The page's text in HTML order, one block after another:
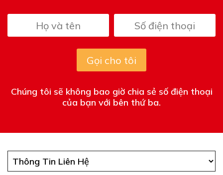
Gọi cho tôi
Chúng tôi sẽ không bao giờ chia sẻ số điện thoại
của bạn với bên thứ ba.